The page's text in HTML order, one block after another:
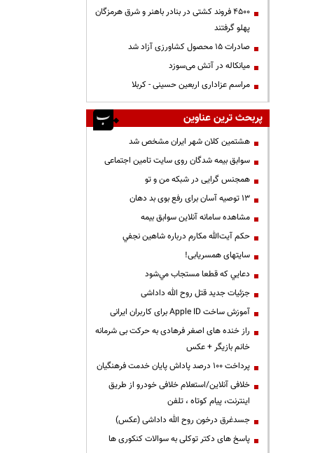
۴۵۰۰ فروند کشتی در بنادر باهنر و شرق هرمزگان
پهلو گرفتند
صادرات ۱۵ محصول کشاورزی آزاد شد
میانکاله در آتش می‌سوزد
مراسم عزاداری اربعین حسینی - کربلا
پربحث ترین عناوین
هشتمین کلان شهر ایران مشخص شد
سوابق بیمه شدگان روی سایت تامین اجتماعی
همجنس گرایی در شبکه من و تو
13 توصیه آسان برای رفع بوی بد دهان
مشاهده سامانه آنلاين سوابق بیمه
حكم آيت‌الله مكارم درباره شاهين نجفي
سایتهای همسریابی!
دعايي كه قطعا مستجاب مي‌شود
جزئیات جدید قتل روح الله داداشی
آموزش ساخت Apple ID برای کاربران ایرانی
راز خنده های اصغر فرهادی به حرکت بی شرمانه
خانم بازیگر + عکس
پرداخت ۱۰۰ درصد پاداش پایان خدمت فرهنگیان
خلافی آنلاین/استعلام خلافی خودرو از طریق
اینترنت، پیام کوتاه ، تلفن
جسدغرق درخون روح الله داداشی (عکس)
پاسخ های دکتر توکلی به سوالات کنکوری ها